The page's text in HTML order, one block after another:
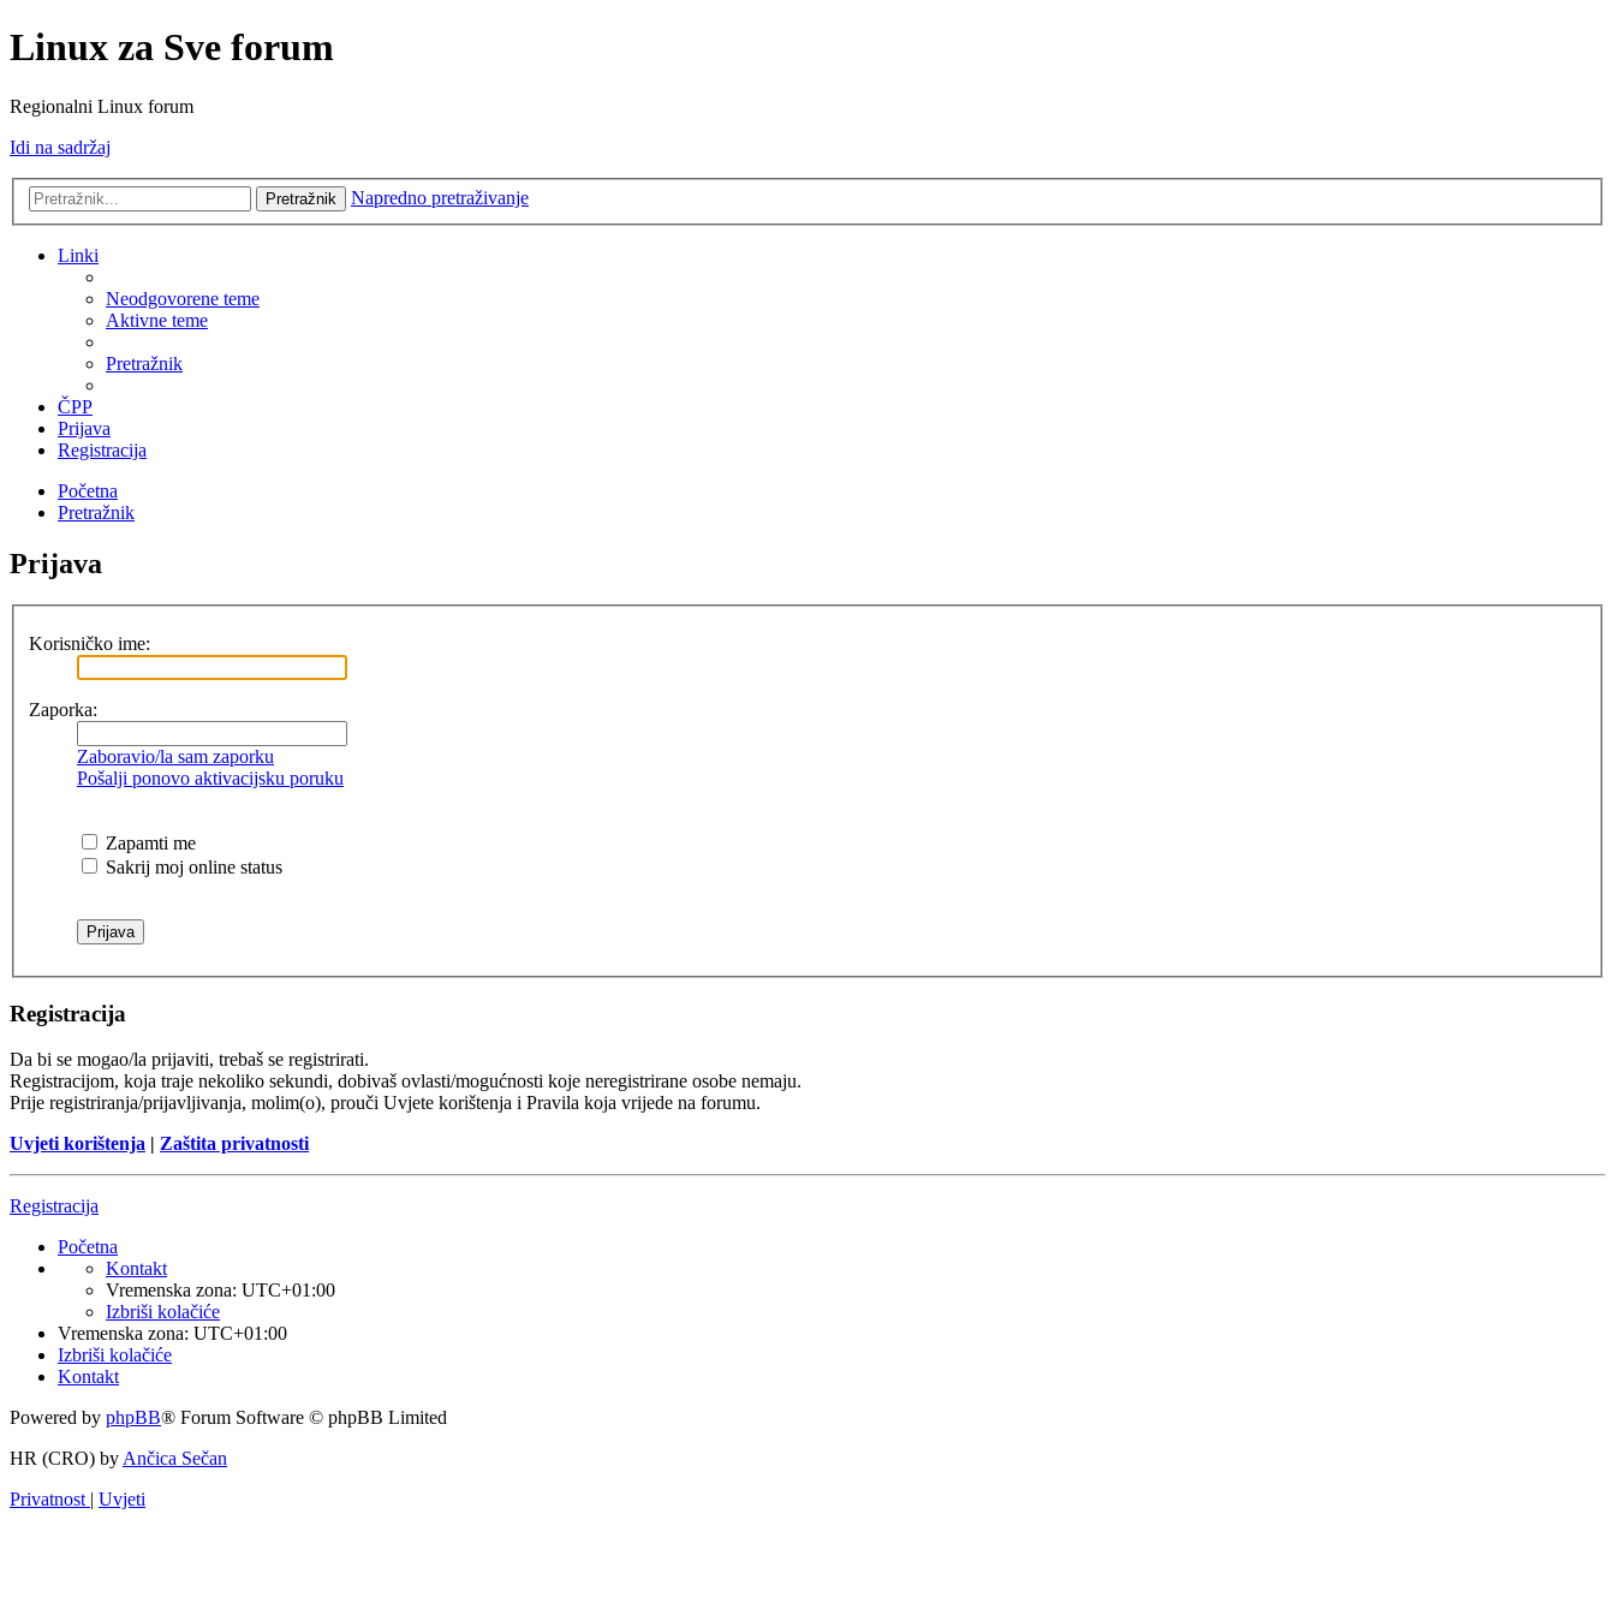
Linux za Sve forum
Regionalni Linux forum
Idi na sadržaj
Pretražnik Napredno pretraživanje
Linki
Neodgovorene teme
Aktivne teme
Pretražnik
ČPP
Prijava
Registracija
Početna
Pretražnik
Prijava
Korisničko ime:
Zaporka:
Zaboravio/la sam zaporku
Pošalji ponovo aktivacijsku poruku
Zapamti me
Sakrij moj online status
Registracija
Da bi se mogao/la prijaviti, trebaš se registrirati.
Registracijom, koja traje nekoliko sekundi, dobivaš ovlasti/mogućnosti koje neregistrirane osobe nemaju.
Prije registriranja/prijavljivanja, molim(o), prouči Uvjete korištenja i Pravila koja vrijede na forumu.
Uvjeti korištenja | Zaštita privatnosti
Registracija
Početna
Kontakt
Vremenska zona: UTC+01:00
Izbriši kolačiće
Vremenska zona: UTC+01:00
Izbriši kolačiće
Kontakt
Powered by phpBB® Forum Software © phpBB Limited
HR (CRO) by Ančica Sečan
Privatnost | Uvjeti